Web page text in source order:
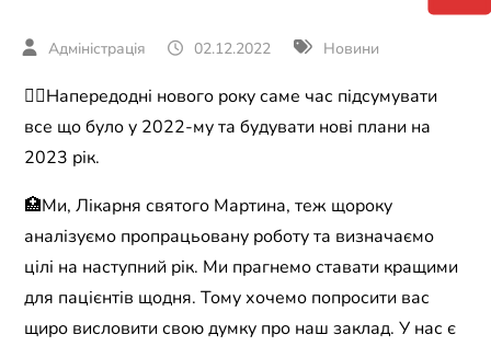
02.12.2022 Новини
👉🏻Напередодні нового року саме час підсумувати
все що було у 2022-му та будувати нові плани на
2023 рік.
🏥Ми, Лікарня святого Мартина, теж щороку
аналізуємо пропрацьовану роботу та визначаємо
цілі на наступний рік. Ми прагнемо ставати кращими
для пацієнтів щодня. Тому хочемо попросити вас
щиро висловити свою думку про наш заклад. У нас є